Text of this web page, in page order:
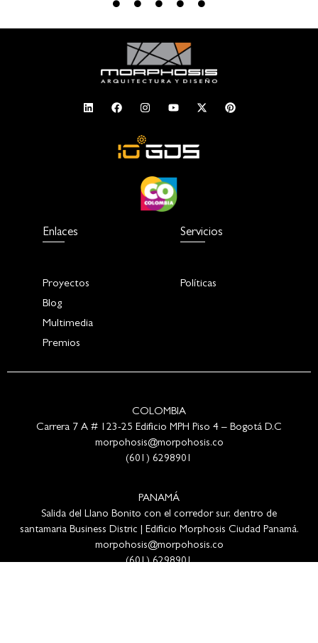
Enlaces
Proyectos
Blog
Multimedia
Premios
Servicios
Políticas
COLOMBIA
Carrera 7 A # 123-25 Edificio MPH Piso 4 – Bogotá D.C
morpohosis@morpohosis.co
(601) 6298901
PANAMÁ
Salida del Llano Bonito con el corredor sur, dentro de
santamaria Business Distric | Edificio Morphosis Ciudad Panamá.
morpohosis@morpohosis.co
(601) 6298901